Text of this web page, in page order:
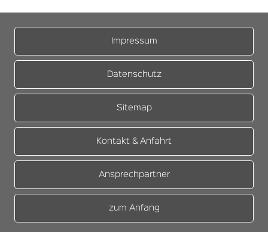
Impressum
Datenschutz
Sitemap
Kontakt & Anfahrt
Ansprechpartner
zum Anfang